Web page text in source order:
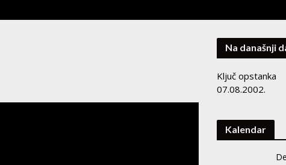
Na današnji
Ključ opstanka
07.08.2002.
Kalendar